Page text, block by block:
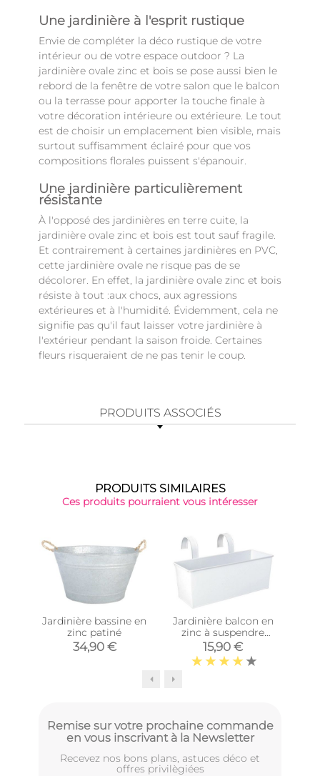
Une jardinière à l'esprit rustique
Envie de compléter la déco rustique de votre
intérieur ou de votre espace outdoor ? La
jardinière ovale zinc et bois se pose aussi bien le
rebord de la fenêtre de votre salon que le balcon
ou la terrasse pour apporter la touche finale à
votre décoration intérieure ou extérieure. Le tout
est de choisir un emplacement bien visible, mais
surtout suffisamment éclairé pour que vos
compositions florales puissent s'épanouir.
Une jardinière particulièrement
résistante
À l'opposé des jardinières en terre cuite, la
jardinière ovale zinc et bois est tout sauf fragile.
Et contrairement à certaines jardinières en PVC,
cette jardinière ovale ne risque pas de se
décolorer. En effet, la jardinière ovale zinc et bois
résiste à tout :aux chocs, aux agressions
extérieures et à l'humidité. Évidemment, cela ne
signifie pas qu'il faut laisser votre jardinière à
l'extérieur pendant la saison froide. Certaines
fleurs risqueraient de ne pas tenir le coup.
PRODUITS ASSOCIÉS
PRODUITS SIMILAIRES
Ces produits pourraient vous intéresser
Jardinière bassine en
zinc patiné
34,90 €
Jardinière balcon en
zinc à suspendre
(Blanc)
15,90 €
Remise sur votre prochaine commande
en vous inscrivant à la Newsletter
Recevez nos bons plans, astuces déco et
offres privilègiées